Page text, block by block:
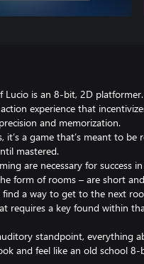
Lucio is an 8-bit, 2D platformer.
experience that
and memorization.
it’s a game that’s meant to be
mastered.
are necessary for success
form of rooms – are short
a way to get to the next
requires a key found within
standpoint, everything